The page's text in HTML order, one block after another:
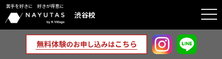
苦手を好きに 好きが得意に
渋谷校